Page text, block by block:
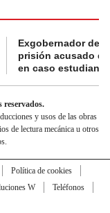
Exgobernador de
prisión acusado
en caso
reservados.
y usos de las obras
de lectura mecánica u otros
Política de cookies
W
Teléfonos